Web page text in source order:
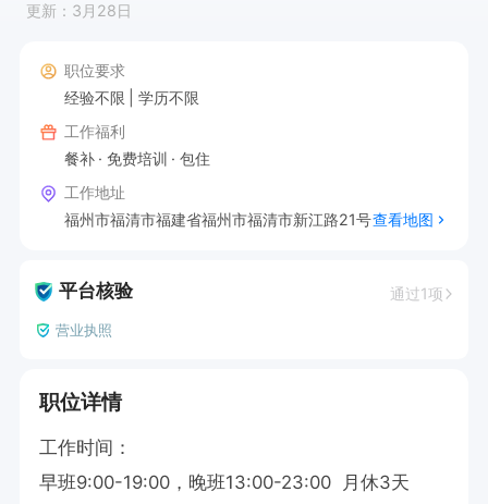
更新：3月28日
职位要求
经验不限
学历不限
工作福利
餐补
免费培训
包住
工作地址
福州市福清市福建省福州市福清市新江路21号查看地图
平台核验 通过1项
营业执照
职位详情
工作时间：
早班9:00-19:00，晚班13:00-23:00  月休3天